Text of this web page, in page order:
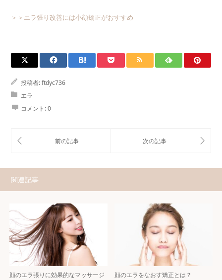
＞＞エラ張り改善には小顔矯正がおすすめ
投稿者:ftdyc736
エラ
コメント:0
関連記事
顔のエラ張りに効果的なマッサージ 顔のエラをなおす矯正とは？